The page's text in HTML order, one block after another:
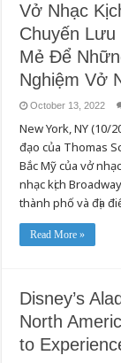
Vở Nhạc
Chuyến
Mẻ Để
Nghiệm Vở
October 13, 2022
New York, NY (10/
đạo của Thomas
Bắc Mỹ của vở
nhạc kịch
thành phố và địa
Read More »
Disney’s
North
to